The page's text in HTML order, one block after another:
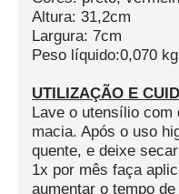
Altura: 31,2cm
Largura: 7cm
Peso líquido:0,070 kg
UTILIZAÇÃO E
Lave o utensílio com
macia. Após o uso
quente, e deixe
1x por mês faça
aumentar o tempo